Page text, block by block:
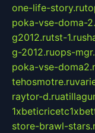
one-life-story.ru
poka-vse-doma-
g2012.rutst-1.ru
g-2012.ruops-
poka-vse-
tehosmotre.ru
raytor-d.ru
store-brawl-